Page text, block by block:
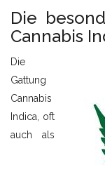
Die
Cannabis
Die
Gattung
Cannabis
Indica, oft
auch als